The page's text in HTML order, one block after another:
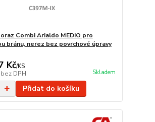
Combi Arialdo MEDIO pro
bránu, nerez bez povrchové úpravy
Kč/KS
bez DPH Skladem
Přidat do košíku